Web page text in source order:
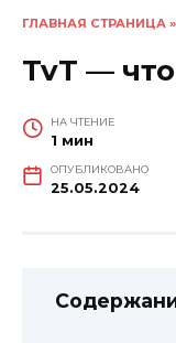
ГЛАВНАЯ СТРАНИЦА »
TvT —
НА ЧТЕНИЕ
1 мин
ОПУБЛИКОВАНО
25.05.2024